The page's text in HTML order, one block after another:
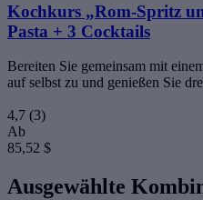
Kochkurs „Rom-Spritz
Pasta + 3 Cocktails
Bereiten Sie gemeinsam mit
auf selbst zu und genießen Sie
4,7 (3)
Ab
85,52 $
Ausgewählte